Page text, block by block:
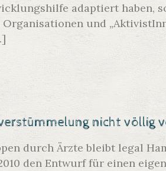
adaptiert haben,
und
nicht völlig
durch Ärzte bleibt legal
den Entwurf für einen